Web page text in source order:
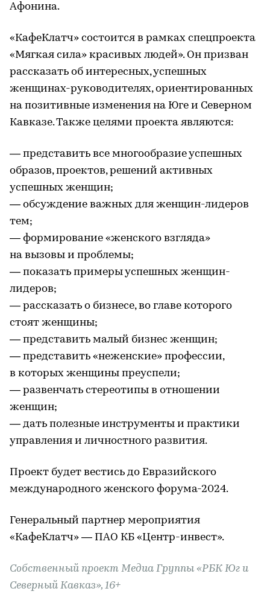
Афонина.
«КафеКлатч» состоится в рамках спецпроекта
«Мягкая сила» красивых людей». Он призван
рассказать об интересных, успешных
женщинах-руководителях, ориентированных
на позитивные изменения на Юге и Северном
Кавказе. Также целями проекта являются:
— представить все многообразие успешных
образов, проектов, решений активных
успешных женщин;
— обсуждение важных для женщин-лидеров
тем;
— формирование «женского взгляда»
на вызовы и проблемы;
— показать примеры успешных женщин-
лидеров;
— рассказать о бизнесе, во главе которого
стоят женщины;
— представить малый бизнес женщин;
— представить «неженские» профессии,
в которых женщины преуспели;
— развенчать стереотипы в отношении
женщин;
— дать полезные инструменты и практики
управления и личностного развития.
Проект будет вестись до Евразийского
международного женского форума-2024.
Генеральный партнер мероприятия
«КафеКлатч» — ПАО КБ «Центр-инвест».
Собственный проект Медиа Группы «РБК Юг и
Северный Кавказ», 16+